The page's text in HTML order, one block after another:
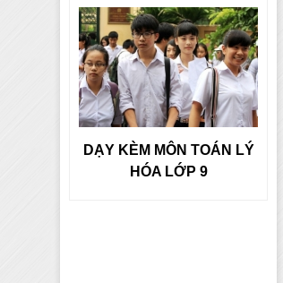
DẠY KÈM MÔN TOÁN LÝ
HÓA LỚP 9